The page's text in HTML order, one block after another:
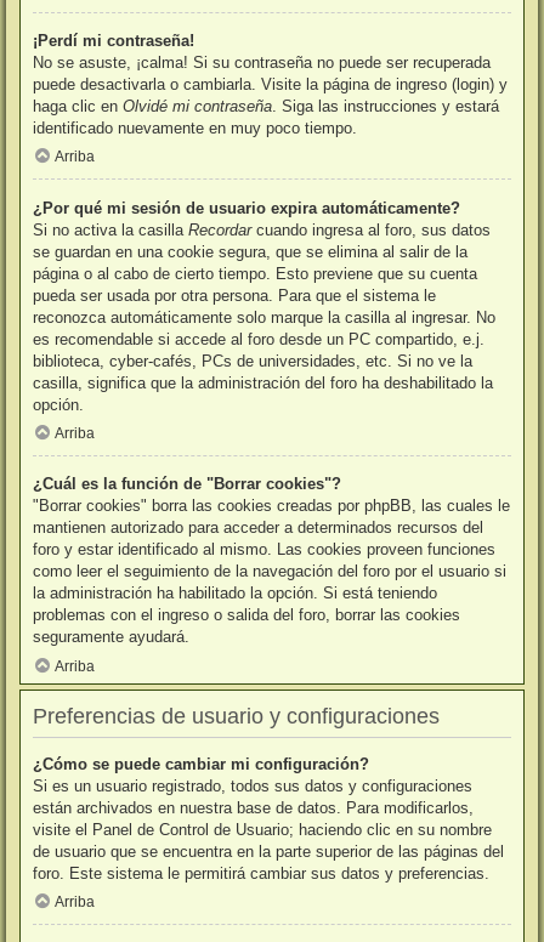
¡Perdí mi contraseña!
No se asuste, ¡calma! Si su contraseña no puede ser recuperada
puede desactivarla o cambiarla. Visite la página de ingreso (login) y
haga clic en Olvidé mi contraseña . Siga las instrucciones y estará
identificado nuevamente en muy poco tiempo.
Arriba
¿Por qué mi sesión de usuario expira automáticamente?
Si no activa la casilla Recordarcuando ingresa al foro, sus datos
se guardan en una cookie segura, que se elimina al salir de la
página o al cabo de cierto tiempo. Esto previene que su cuenta
pueda ser usada por otra persona. Para que el sistema le
reconozca automáticamente solo marque la casilla al ingresar. No
es recomendable si accede al foro desde un PC compartido, e.j.
biblioteca, cyber-cafés, PCs de universidades, etc. Si no ve la
casilla, significa que la administración del foro ha deshabilitado la
opción.
Arriba
¿Cuál es la función de "Borrar cookies"?
"Borrar cookies" borra las cookies creadas por phpBB, las cuales le
mantienen autorizado para acceder a determinados recursos del
foro y estar identificado al mismo. Las cookies proveen funciones
como leer el seguimiento de la navegación del foro por el usuario si
la administración ha habilitado la opción. Si está teniendo
problemas con el ingreso o salida del foro, borrar las cookies
seguramente ayudará.
Arriba
Preferencias de usuario y configuraciones
¿Cómo se puede cambiar mi configuración?
Si es un usuario registrado, todos sus datos y configuraciones
están archivados en nuestra base de datos. Para modificarlos,
visite el Panel de Control de Usuario; haciendo clic en su nombre
de usuario que se encuentra en la parte superior de las páginas del
foro. Este sistema le permitirá cambiar sus datos y preferencias.
Arriba